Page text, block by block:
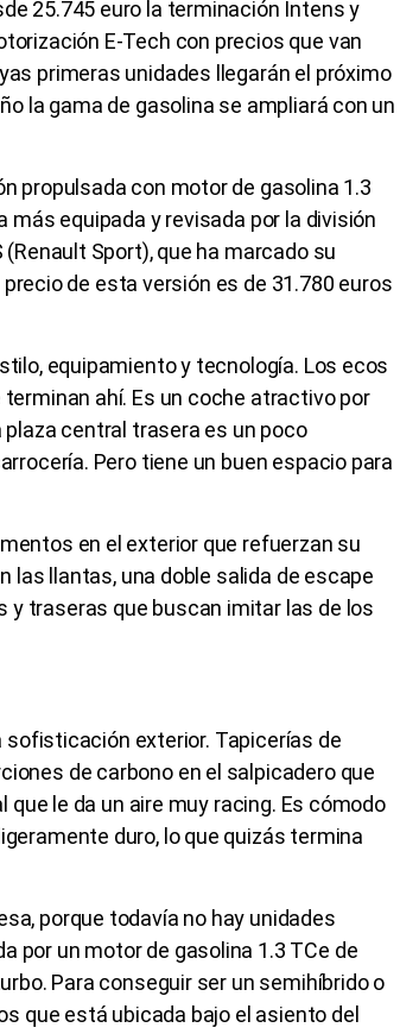
25.745 euro la terminación Intens y
E-Tech con precios que van
primeras unidades llegarán el próximo
la gama de gasolina se ampliará con un
propulsada con motor de gasolina 1.3
más equipada y revisada por la división
Sport), que ha marcado su
de esta versión es de 31.780 euros
equipamiento y tecnología. Los ecos
ahí. Es un coche atractivo por
central trasera es un poco
Pero tiene un buen espacio para
en el exterior que refuerzan su
las llantas, una doble salida de escape
traseras que buscan imitar las de los
sofisticación exterior. Tapicerías de
de carbono en el salpicadero que
que le da un aire muy racing. Es cómodo
duro, lo que quizás termina
porque todavía no hay unidades
por un motor de gasolina 1.3 TCe de
Para conseguir ser un semihíbrido o
que está ubicada bajo el asiento del